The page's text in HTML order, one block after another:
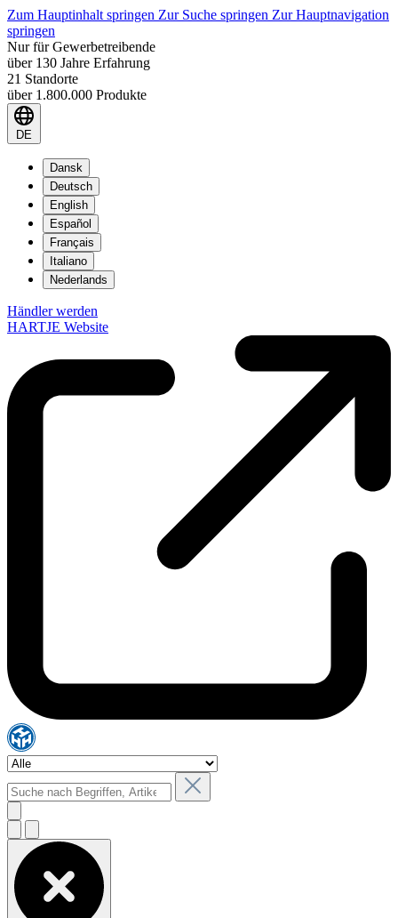
Zum Hauptinhalt springen Zur Suche springen Zur Hauptnavigation
springen
Nur für Gewerbetreibende
über 130 Jahre Erfahrung
21 Standorte
über 1.800.000 Produkte
DE
Dansk
Deutsch
English
Español
Français
Italiano
Nederlands
Händler werden
HARTJE Website